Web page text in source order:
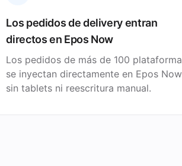
Los pedidos de delivery entran
directos en Epos Now
Los pedidos de más de 100
se inyectan directamente en Epos
sin tablets ni reescritura manual.